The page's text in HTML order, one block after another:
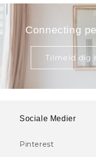
Connecting
Tilmeld dig
Sociale Medier
Pinterest